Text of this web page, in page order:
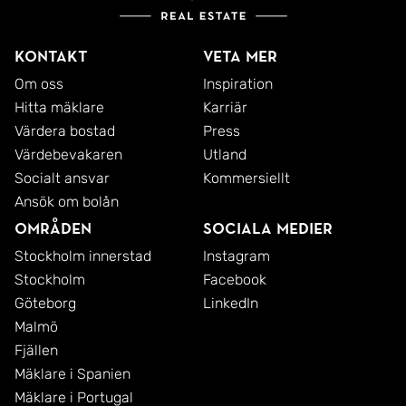
präglat hela nejden växte tätorten fram om kring
Varmt välkomna att anmäla er på visning av
denna charmiga 20-tals villa/ Med vänliga
hälsningar Frida SkandiaMäklarna.
Kontakt
Om oss
Hitta mäklare
Värdera bostad
Värdebevakaren
Socialt ansvar
Ansök om bolån
Veta mer
Inspiration
Karriär
Press
Utland
Kommersiellt
Områden
Stockholm innerstad
Stockholm
Göteborg
Malmö
Fjällen
Mäklare i Spanien
Mäklare i Portugal
Sociala medier
Instagram
Facebook
LinkedIn